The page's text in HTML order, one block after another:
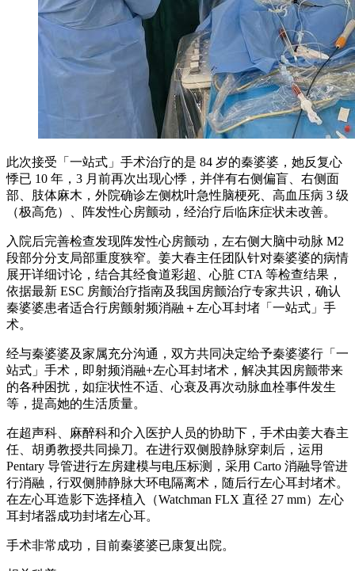
此次接受「一站式」手术治疗的是 84 岁的秦婆婆，她反复心
悸已 10 年，3 月前再次出现心悸，并伴有右侧偏盲、右侧面
部、肢体麻木，外院确诊左侧枕叶急性脑梗死、高血压病 3 级
（极高危）、阵发性心房颤动，经治疗后临床症状未改善。
入院后完善检查发现阵发性心房颤动，左右侧大脑中动脉 M2
段部分分支局部重度狭窄。姜大春主任团队针对秦婆婆的病情
展开详细讨论，结合其经食道彩超、心脏 CTA 等检查结果，
依据最新 ESC 房颤治疗指南及我国房颤治疗专家共识，确认
秦婆婆患者适合行房颤射频消融＋左心耳封堵「一站式」手
术。
经与秦婆婆及家属充分沟通，双方共同决定给予秦婆婆行「一
站式」手术，即射频消融+左心耳封堵术，解决其因房颤带来
的各种困扰，如症状性不适、心衰及再次动脉血栓事件发生
等，提高她的生活质量。
在超声科、麻醉科和介入医护人员的协助下，手术由姜大春主
任、胡勇教授共同操刀。在进行双侧股静脉穿刺后，运用
Pentary 导管进行左房建模与电压标测，采用 Carto 消融导管进
行消融，行双侧肺静脉大环电隔离术，随后行左心耳封堵术。
在左心耳造影下选择植入（Watchman FLX 直径 27 mm）左心
耳封堵器成功封堵左心耳。
手术非常成功，目前秦婆婆已康复出院。